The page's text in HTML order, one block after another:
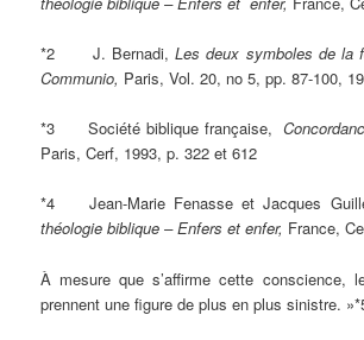
*2 J. Bernadi,Les deux symboles de la
Communio, Paris, Vol. 20, no 5, pp. 87-100,
*3 Société biblique française,
Paris, Cerf, 1993, p. 322 et 612
*4 Jean-Marie Fenasse et Jacques
théologie biblique – Enfers et enfer, France,
À mesure que s’affirme cette conscience,
prennent une figure de plus en plus sinistre.